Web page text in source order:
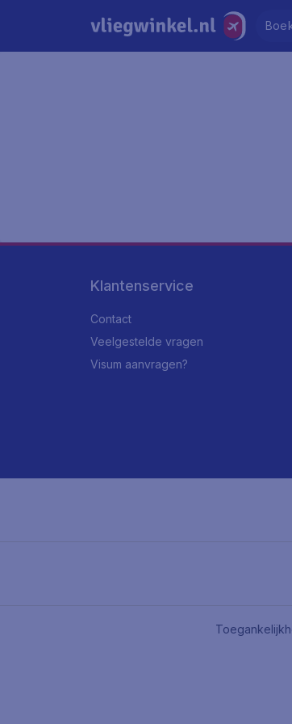
Klantenservice
Contact
Veelgestelde vragen
Visum aanvragen?